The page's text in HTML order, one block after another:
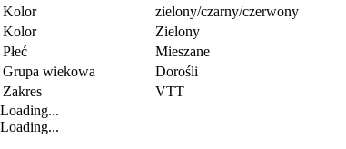
Kolor
zielony/czarny/czerwony
Kolor
Zielony
Płeć
Mieszane
Grupa wiekowa
Dorośli
Zakres
VTT
Loading...
Loading...